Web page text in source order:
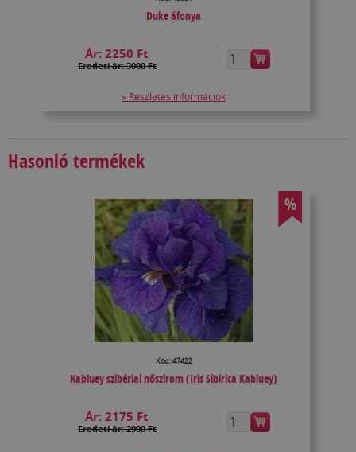
Duke áfonya
Ár:2250 Ft
Eredeti ár: 3000 Ft
» Részletes információk
Hasonló termékek
%
Kód: 47422
Kabluey szibériai nőszirom (Iris Sibirica Kabluey)
Ár:2175 Ft
Eredeti ár: 2900 Ft